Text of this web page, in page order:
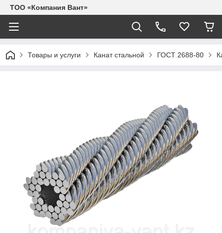
ТОО «Компания Вант»
Товары и услуги Канат стальной ГОСТ 2688-80